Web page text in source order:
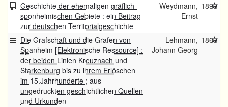
Geschichte der ehemaligen gräflich-
sponheimischen Gebiete : ein Beitrag
zur deutschen Territorialgeschichte
Weydmann,
Ernst
1899
Die Grafschaft und die Grafen von
Spanheim [Elektronische Ressource] :
der beiden Linien Kreuznach und
Starkenburg bis zu ihrem Erlöschen
im 15.Jahrhunderte ; aus
ungedruckten geschichtlichen Quellen
und Urkunden
Lehmann,
Johann Georg
1869